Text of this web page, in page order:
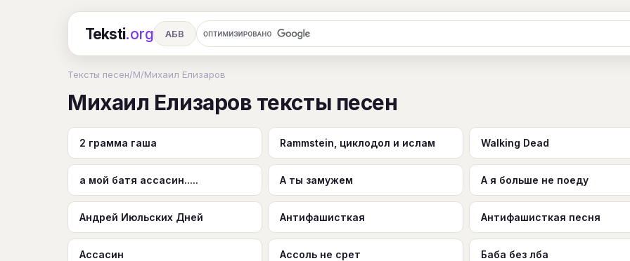
Teksti.org АБВ
Ч Ш Э Ю Я En A B C
Тексты песен/М/Михаил Елизаров
Михаил Елизаров тексты песен
2 грамма гаша Rammstein, циклодол и ислам Walking Dead
а мой батя ассасин..... А ты замужем А я больше не поеду
Андрей Июльских Дней Антифашисткая Антифашисткая песня
Ассасин Ассоль не срет Баба без лба